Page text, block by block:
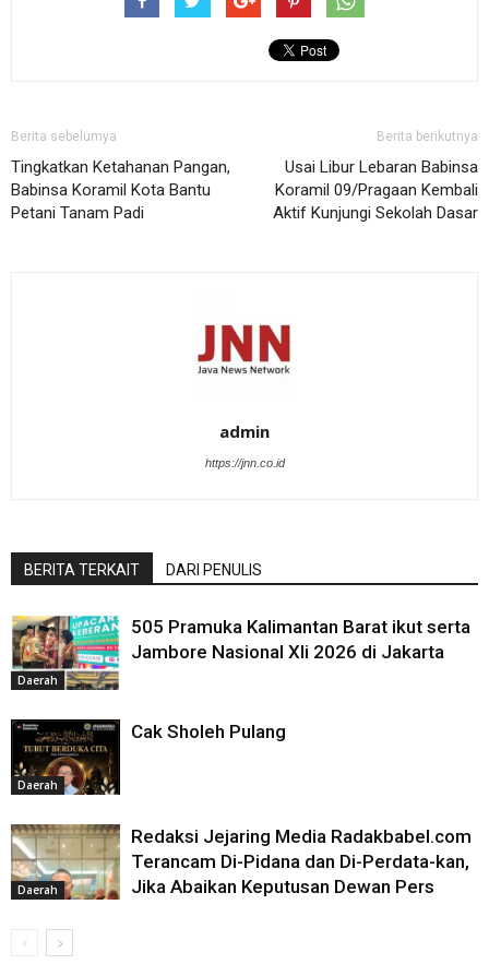
Berita sebelumya
Tingkatkan Ketahanan Pangan,
Babinsa Koramil Kota Bantu
Petani Tanam Padi
Berita berikutnya
Usai Libur Lebaran Babinsa
Koramil 09/Pragaan Kembali
Aktif Kunjungi Sekolah Dasar
admin
https://jnn.co.id
BERITA TERKAIT DARI PENULIS
Daerah
505 Pramuka Kalimantan Barat ikut serta
Jambore Nasional XIi 2026 di Jakarta
Daerah
Cak Sholeh Pulang
Daerah
Redaksi Jejaring Media Radakbabel.com
Terancam Di-Pidana dan Di-Perdata-kan,
Jika Abaikan Keputusan Dewan Pers